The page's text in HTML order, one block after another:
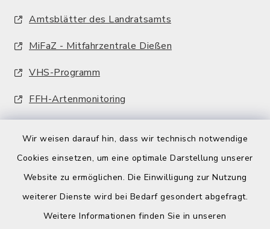
Wir weisen darauf hin, dass wir technisch notwendige
Cookies einsetzen, um eine optimale Darstellung unserer
Website zu ermöglichen. Die Einwilligung zur Nutzung
weiterer Dienste wird bei Bedarf gesondert abgefragt.
Weitere Informationen finden Sie in unseren
Amtsblätter des Landratsamts
MiFaZ - Mitfahrzentrale Dießen
VHS-Programm
FFH-Artenmonitoring
Barrierefreiheit